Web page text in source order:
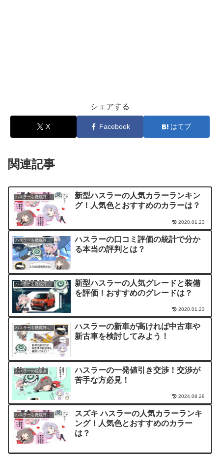
シェアする
X Facebook はてブ
関連記事
ハスラーを徹底評価！
新型ハスラーの人気カラーランキン
グ！人気色とおすすめのカラーは？
2020.01.23
ハスラーを徹底評価！
ハスラーの口コミ評価の統計で分か
る本当の評判とは？
ハスラーを徹底評価！
新型ハスラーの人気グレードと装備
を評価！おすすめのグレードは？
2020.01.23
ハスラーの新車が高ければ中古車や
新古車を検討してみよう！
ハスラーの値引き
ハスラーの一発値引き交渉！交渉が
苦手な方必見！
2024.08.29
ハスラーを徹底評価！
スズキ ハスラーの人気カラーランキ
ング！人気色とおすすめのカラー
は？